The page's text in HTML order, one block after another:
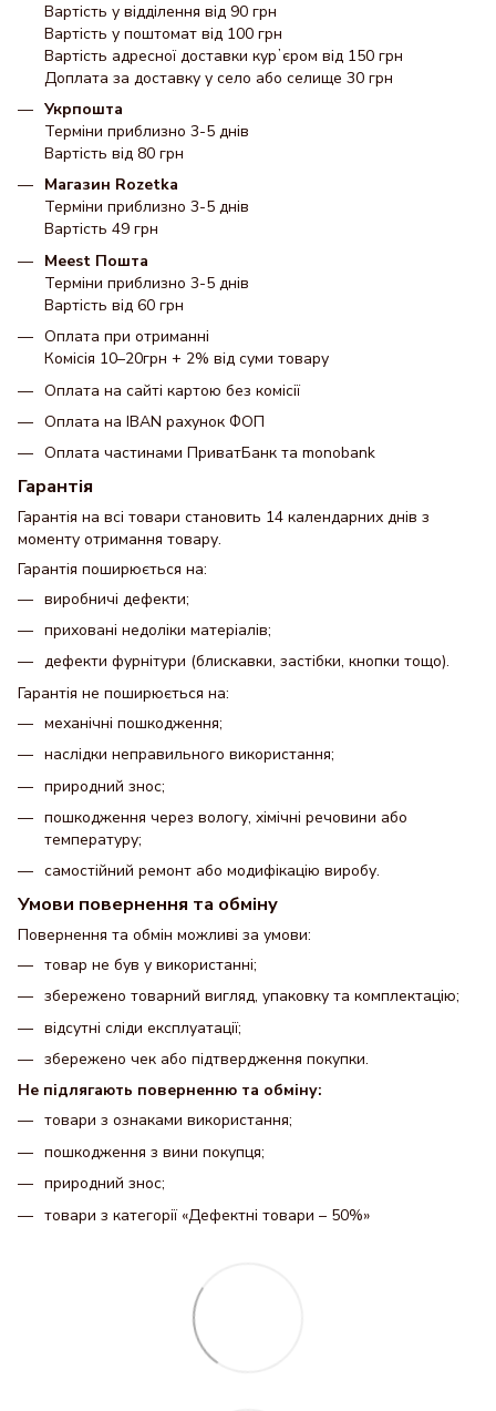
Вартість у відділення від 90 грн
Вартість у поштомат від 100 грн
Вартість адресної доставки курʼєром від 150 грн
Доплата за доставку у село або селище 30 грн
Укрпошта
Терміни приблизно 3-5 днів
Вартість від 80 грн
Магазин Rozetka
Терміни приблизно 3-5 днів
Вартість 49 грн
Meest Пошта
Терміни приблизно 3-5 днів
Вартість від 60 грн
Оплата при отриманні
Комісія 10–20грн + 2% від суми товару
Оплата на сайті картою без комісії
Оплата на IBAN рахунок ФОП
Оплата частинами ПриватБанк та monobank
Гарантія
Гарантія на всі товари становить 14 календарних днів з
моменту отримання товару.
Гарантія поширюється на:
виробничі дефекти;
приховані недоліки матеріалів;
дефекти фурнітури (блискавки, застібки, кнопки тощо).
Гарантія не поширюється на:
механічні пошкодження;
наслідки неправильного використання;
природний знос;
пошкодження через вологу, хімічні речовини або
температуру;
самостійний ремонт або модифікацію виробу.
Умови повернення та обміну
Повернення та обмін можливі за умови:
товар не був у використанні;
збережено товарний вигляд, упаковку та комплектацію;
відсутні сліди експлуатації;
збережено чек або підтвердження покупки.
Не підлягають поверненню та обміну:
товари з ознаками використання;
пошкодження з вини покупця;
природний знос;
товари з категорії «Дефектні товари – 50%»